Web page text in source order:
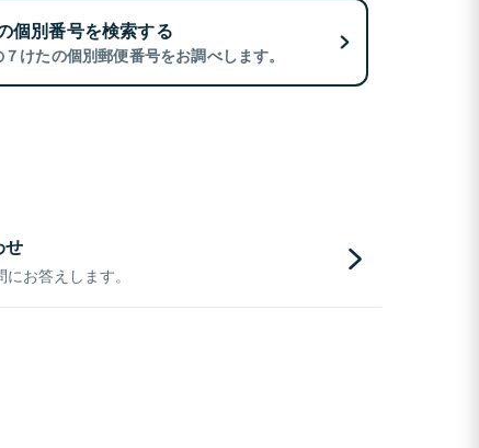
個別番号を検索する
けたの個別郵便番号をお調べします。
せ
お答えします。